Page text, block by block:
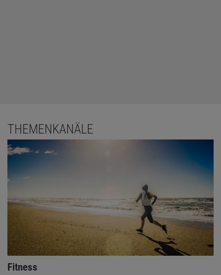
THEMENKANÄLE
Fitness